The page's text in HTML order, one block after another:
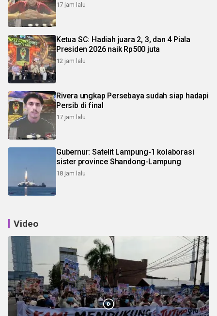
17 jam lalu
Ketua SC: Hadiah juara 2, 3, dan 4 Piala
Presiden 2026 naik Rp500 juta
12 jam lalu
Rivera ungkap Persebaya sudah siap hadapi
Persib di final
17 jam lalu
Gubernur: Satelit Lampung-1 kolaborasi
sister province Shandong-Lampung
18 jam lalu
Video